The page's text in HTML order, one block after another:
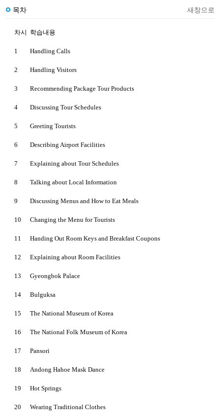
목차 새창으로
차시 학습내용
1 Handling Calls
2 Handling Visitors
3 Recommending Package Tour Products
4 Discussing Tour Schedules
5 Greeting Tourists
6 Describing Airport Facilities
7 Explaining about Tour Schedules
8 Talking about Local Information
9 Discussing Menus and How to Eat Meals
10 Changing the Menu for Tourists
11 Handing Out Room Keys and Breakfast Coupons
12 Explaining about Room Facilities
13 Gyeongbok Palace
14 Bulguksa
15 The National Museum of Korea
16 The National Folk Museum of Korea
17 Pansori
18 Andong Hahoe Mask Dance
19 Hot Springs
20 Wearing Traditional Clothes